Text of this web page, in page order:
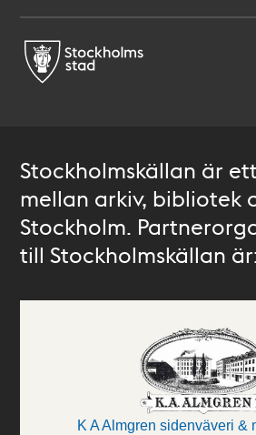
Stockholmskällan är
mellan arkiv, bibliotek
Stockholm.
till Stockholmskällan
K A Almgren sidenväveri &